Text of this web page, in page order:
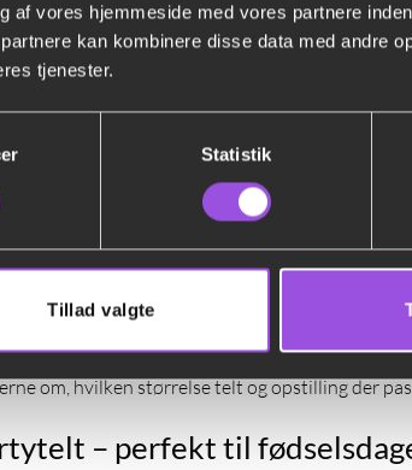
af vores hjemmeside med vores partnere
kan kombinere disse data med andre
tjenester.
Statistik
Tillad valgte
– skalerbart og nemt
er tilpasset både små og store arrangementer.
vejrbestandige og lette at indrette med borde,
med eller uden gulv
leje af festtelt , kan du kombinere med gulv,
om, hvilken størrelse telt og opstilling der
– perfekt til